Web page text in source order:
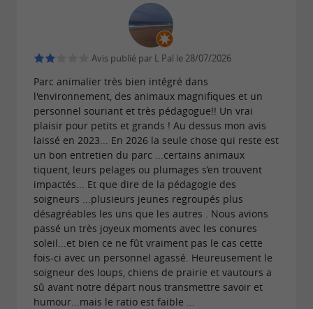
Avis publié par L Pal le 28/07/2026
Parc animalier très bien intégré dans
l'environnement, des animaux magnifiques et un
personnel souriant et très pédagogue!! Un vrai
plaisir pour petits et grands ! Au dessus mon avis
laissé en 2023... En 2026 la seule chose qui reste est
un bon entretien du parc ...certains animaux
tiquent, leurs pelages ou plumages s’en trouvent
impactés... Et que dire de la pédagogie des
soigneurs ...plusieurs jeunes regroupés plus
désagréables les uns que les autres . Nous avions
passé un très joyeux moments avec les conures
soleil...et bien ce ne fût vraiment pas le cas cette
fois-ci avec un personnel agassé. Heureusement le
soigneur des loups, chiens de prairie et vautours a
sû avant notre départ nous transmettre savoir et
humour...mais le ratio est faible ...